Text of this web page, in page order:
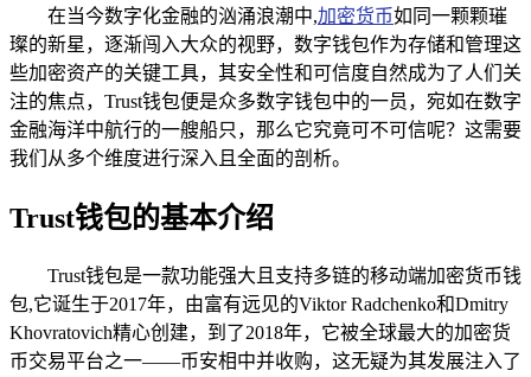
在当今数字化金融的汹涌浪潮中,加密货币如同一颗颗璀
璨的新星，逐渐闯入大众的视野，数字钱包作为存储和管理这
些加密资产的关键工具，其安全性和可信度自然成为了人们关
注的焦点，Trust钱包便是众多数字钱包中的一员，宛如在数字
金融海洋中航行的一艘船只，那么它究竟可不可信呢？这需要
我们从多个维度进行深入且全面的剖析。
Trust钱包的基本介绍
Trust钱包是一款功能强大且支持多链的移动端加密货币钱
包,它诞生于2017年，由富有远见的Viktor Radchenko和Dmitry
Khovratovich精心创建，到了2018年，它被全球最大的加密货
币交易平台之一——币安相中并收购，这无疑为其发展注入了